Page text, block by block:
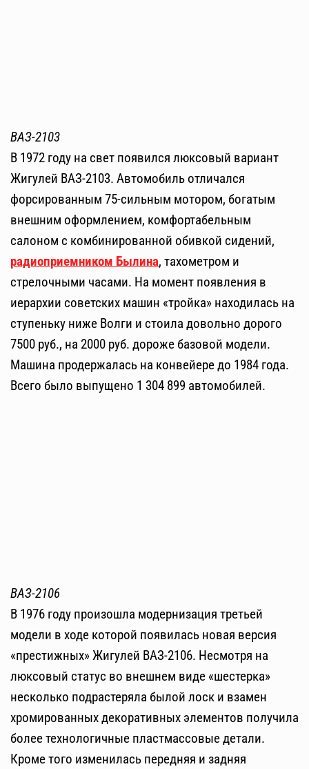
ВАЗ-2103
В 1972 году на свет появился люксовый вариант
Жигулей ВАЗ-2103. Автомобиль отличался
форсированным 75-сильным мотором, богатым
внешним оформлением, комфортабельным
салоном с комбинированной обивкой сидений,
радиоприемником Былина, тахометром и
стрелочными часами. На момент появления в
иерархии советских машин «тройка» находилась на
ступеньку ниже Волги и стоила довольно дорого
7500 руб., на 2000 руб. дороже базовой модели.
Машина продержалась на конвейере до 1984 года.
Всего было выпущено 1 304 899 автомобилей.
ВАЗ-2106
В 1976 году произошла модернизация третьей
модели в ходе которой появилась новая версия
«престижных» Жигулей ВАЗ-2106. Несмотря на
люксовый статус во внешнем виде «шестерка»
несколько подрастеряла былой лоск и взамен
хромированных декоративных элементов получила
более технологичные пластмассовые детали.
Кроме того изменилась передняя и задняя